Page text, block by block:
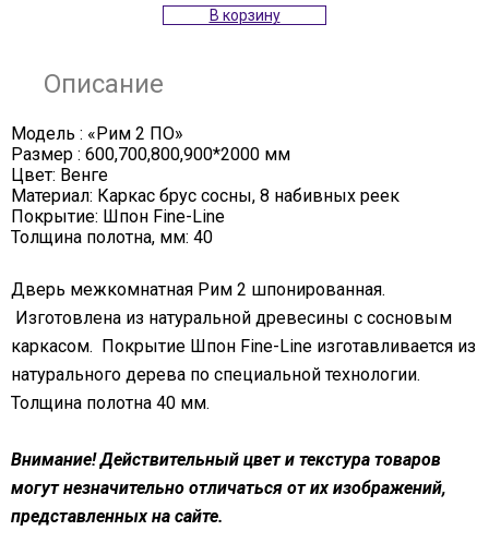
В корзину
Описание
Модель : «Рим 2 ПО»
Размер : 600,700,800,900*2000 мм
Цвет: Венге
Материал: Каркас брус сосны, 8 набивных реек
Покрытие: Шпон Fine-Line
Толщина полотна, мм: 40
Дверь межкомнатная Рим 2 шпонированная.
Изготовлена из натуральной древесины с сосновым
каркасом. Покрытие Шпон Fine-Line изготавливается из
натурального дерева по специальной технологии.
Толщина полотна 40 мм.
Внимание! Действительный цвет и текстура товаров
могут незначительно отличаться от их изображений,
представленных на сайте.